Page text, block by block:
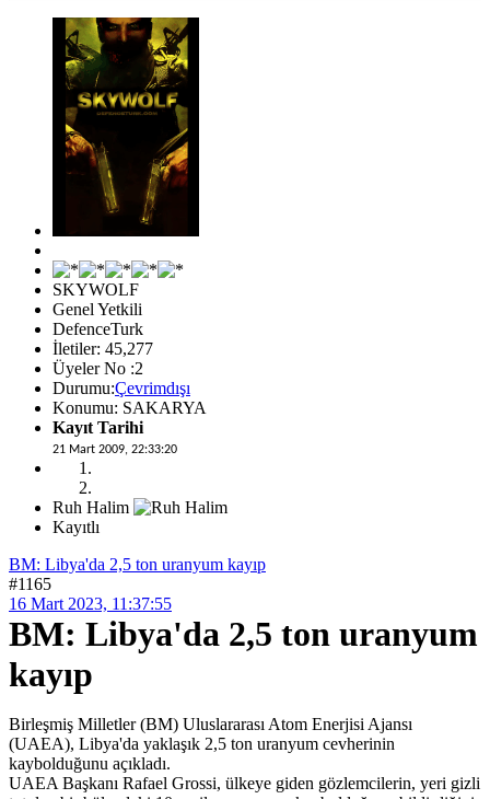
SKYWOLF
Genel Yetkili
DefenceTurk
İletiler: 45,277
Üyeler No :2
Durumu:Çevrimdışı
Konumu: SAKARYA
Kayıt Tarihi
21 Mart 2009, 22:33:20
Ruh Halim
Kayıtlı
BM: Libya'da 2,5 ton uranyum kayıp
#1165
16 Mart 2023, 11:37:55
BM: Libya'da 2,5 ton uranyum
kayıp
Birleşmiş Milletler (BM) Uluslararası Atom Enerjisi Ajansı
(UAEA), Libya'da yaklaşık 2,5 ton uranyum cevherinin
kaybolduğunu açıkladı.
UAEA Başkanı Rafael Grossi, ülkeye giden gözlemcilerin, yeri gizli